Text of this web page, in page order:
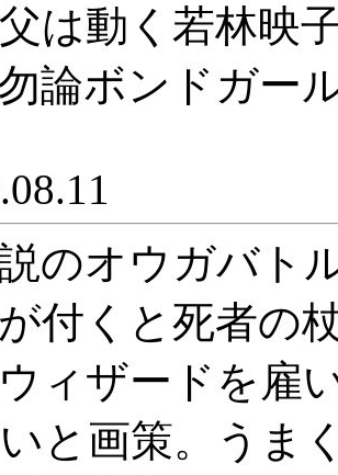
は動く若林映
論ボンドガー
のオウガバト
付くと死者の
ィザードを雇
と画策。うま